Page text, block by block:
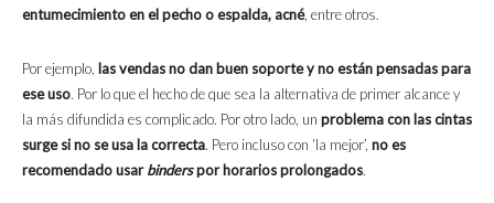
entumecimiento en el pecho o espalda, acné, entre otros.
Por ejemplo, las vendas no dan buen soporte y no están pensadas para
ese uso. Por lo que el hecho de que sea la alternativa de primer alcance y
la más difundida es complicado. Por otro lado, un problema con las cintas
surge si no se usa la correcta. Pero incluso con ‘la mejor’, no es
recomendado usarbinderspor horarios prolongados.